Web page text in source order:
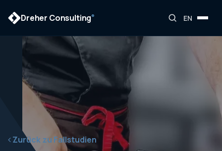
Dreher Consulting® EN
Zurück zu Fallstudien